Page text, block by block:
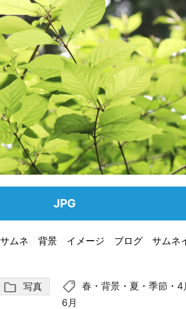
JPG
ネ 背景 イメージ ブログ サムネ
folder 写真 shoppingmode 春 ・背景 ・ 夏 ・季節 ・ 4
6月